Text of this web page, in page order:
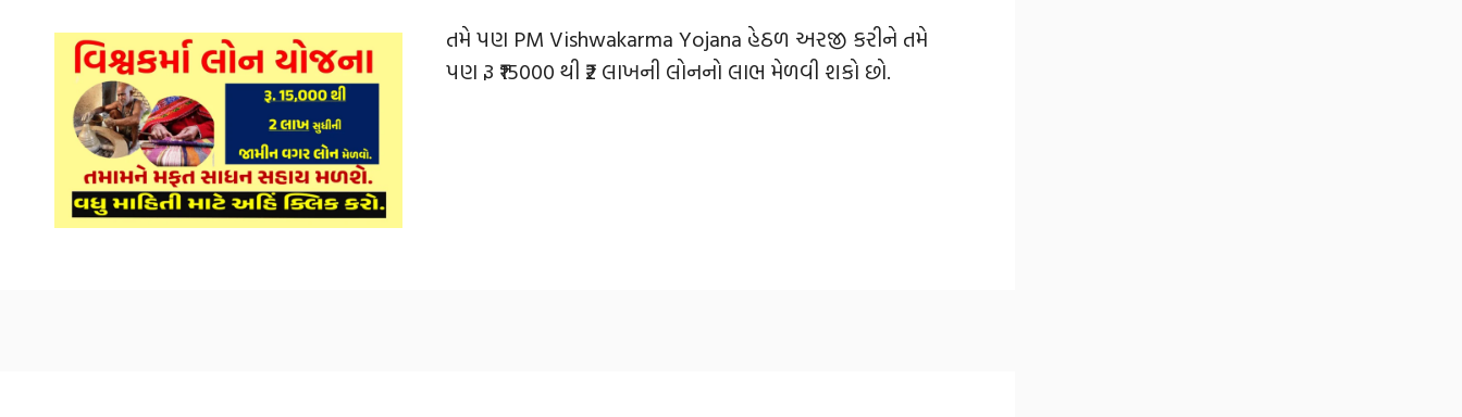
તમે પણ PM Vishwakarma Yojana હેઠળ અરજી કરીને તમે
પણ રૂ ₹15000 થી ₹2 લાખની લોનનો લાભ મેળવી શકો છો.